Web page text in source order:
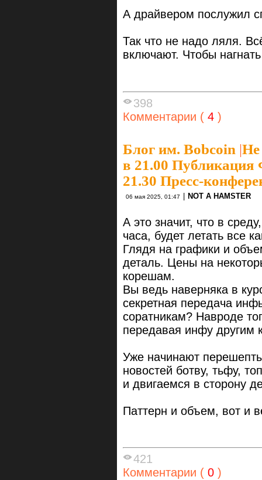
А драйвером послужил
Так что не надо ляля.
включают. Чтобы
398
Комментарии ( 4 )
Блог им. Bobcoin |Не
в 21.00 Публикация
21.30 Пресс-
06 мая 2025, 01:47 NOT A HAMSTER
А это значит, что в
часа, будет летать все
Глядя на графики и
деталь. Цены на
корешам.
Вы ведь наверняка в
секретная передача
соратникам? Навроде
передавая инфу другим
Уже начинают
новостей ботву, тьфу,
и двигаемся в сторону
Паттерн и объем, вот и
421
Комментарии ( 0 )